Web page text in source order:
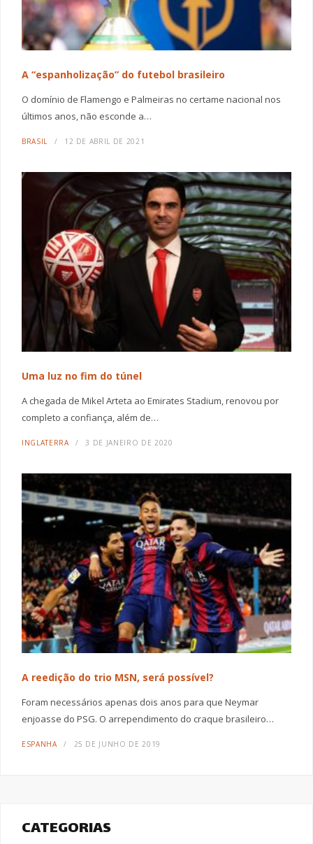
A “espanholização” do futebol brasileiro
O domínio de Flamengo e Palmeiras no certame nacional nos
últimos anos, não esconde a…
BRASIL 12 DE ABRIL DE 2021
Uma luz no fim do túnel
A chegada de Mikel Arteta ao Emirates Stadium, renovou por
completo a confiança, além de…
INGLATERRA 3 DE JANEIRO DE 2020
A reedição do trio MSN, será possível?
Foram necessários apenas dois anos para que Neymar
enjoasse do PSG. O arrependimento do craque brasileiro…
ESPANHA 25 DE JUNHO DE 2019
CATEGORIAS